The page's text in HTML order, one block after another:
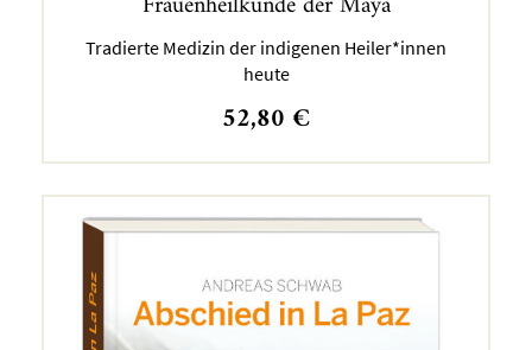
Tradierte Medizin der indigenen Heiler*innen
heute
52,80 €